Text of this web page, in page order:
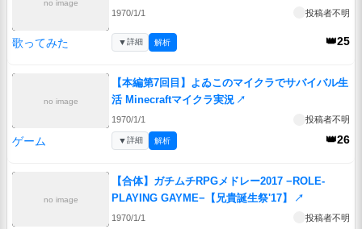
no image
1970/1/1 投稿者不明
歌ってみた 👑25
▼詳細 解析
no image
【本編第7回目】よゐこのマイクラでサバイバル生
活 Minecraftマイクラ実況 ↗
1970/1/1 投稿者不明
ゲーム 👑26
▼詳細 解析
no image
【合体】ガチムチRPGメドレー2017 −ROLE-
PLAYING GAYME−【兄貴誕生祭'17】
↗
1970/1/1 投稿者不明